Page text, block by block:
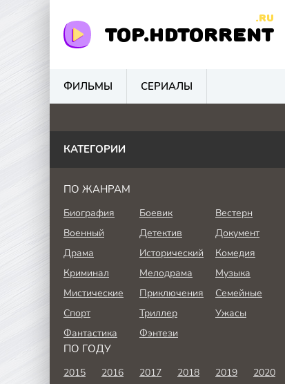
TOP.HDTORRENT
.RU
ФИЛЬМЫ СЕРИАЛЫ
4.1 4.8 0
КАТЕГОРИИ
ПО ЖАНРАМ
Биография Боевик
Вестерн
Военный
Детектив
Документ
Драма
Исторический
Комедия
Криминал
Мелодрама
Музыка
Мистические
Приключения
Семейные
Спорт
Триллер
Ужасы
Фантастика
Фэнтези
ПО ГОДУ
2015 2016 2017 2018 2019
2020